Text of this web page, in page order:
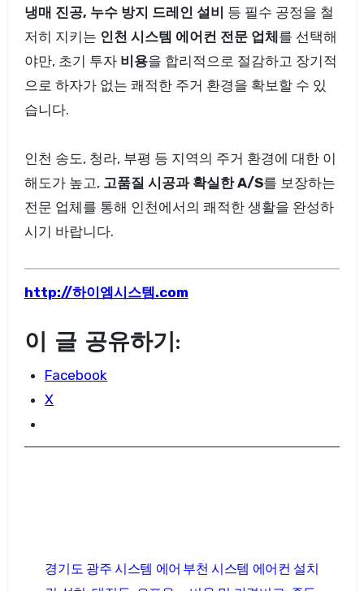
냉매 진공, 누수 방지 드레인 설비 등 필수 공정을 철
저히 지키는 인천 시스템 에어컨 전문 업체 를 선택해
야만, 초기 투자 비용을 합리적으로 절감하고 장기적
으로 하자가 없는 쾌적한 주거 환경을 확보할 수 있
습니다.
인천 송도, 청라, 부평 등 지역의 주거 환경에 대한 이
해도가 높고, 고품질 시공과 확실한 A/S를 보장하는
전문 업체를 통해 인천에서의 쾌적한 생활을 완성하
시기 바랍니다.
http://하이엠시스템.com
이 글 공유하기:
Facebook
X
탐
경기도 광주 시스템 에어 부천 시스템 에어컨 설치